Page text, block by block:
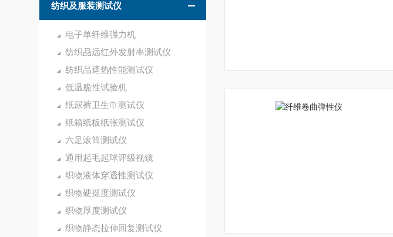
纺织及服装测试仪
电子单纤维强力机
纺织品远红外发射率测试仪
纺织品遮热性能测试仪
低温脆性试验机
纸尿裤卫生巾测试仪
纸箱纸板纸张测试仪
六足滚筒测试仪
通用起毛起球评级视镜
织物液体穿透性测试仪
织物硬挺度测试仪
织物厚度测试仪
织物静态拉伸回复测试仪